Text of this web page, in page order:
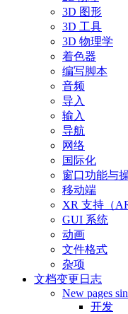
3D 图形
3D 工具
3D 物理学
着色器
编写脚本
音频
导入
输入
导航
网络
国际化
窗口功能与
移动端
XR 支持（
GUI 系统
动画
文件格式
杂项
文档变更日志
New pages
开发